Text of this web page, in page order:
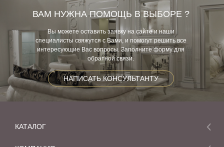
ВАМ НУЖНА ПОМОЩЬ В ВЫБОРЕ ?
Вы можете оставить заявку на сайте и наши
специалисты свяжутся с Вами, и помогут решить все
интересующие Вас вопросы. Заполните форму для
обратной связи.
НАПИСАТЬ КОНСУЛЬТАНТУ
КАТАЛОГ
Мебель